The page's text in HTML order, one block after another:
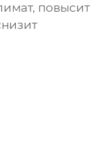
повысит